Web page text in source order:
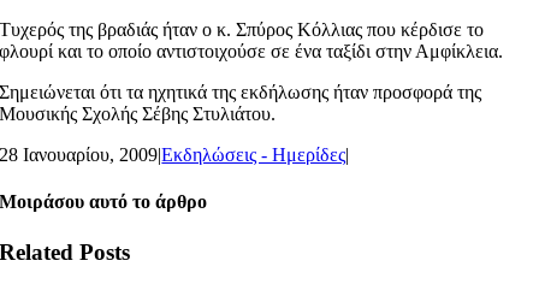
Τυχερός της βραδιάς ήταν ο κ. Σπύρος Κόλλιας που κέρδισε το
φλουρί και το οποίο αντιστοιχούσε σε ένα ταξίδι στην Αμφίκλεια.
Σημειώνεται ότι τα ηχητικά της εκδήλωσης ήταν προσφορά της
Μουσικής Σχολής Σέβης Στυλιάτου.
28 Ιανουαρίου, 2009|Εκδηλώσεις - Ημερίδες|
Μοιράσου αυτό το άρθρο
Related Posts